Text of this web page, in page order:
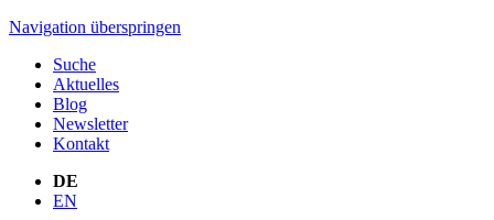
Navigation überspringen
Suche
Aktuelles
Blog
Newsletter
Kontakt
DE
EN